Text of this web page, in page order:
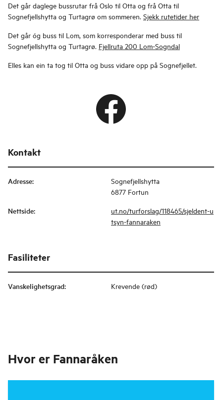
Det går daglege bussrutar frå Oslo til Otta og frå Otta til
Sognefjellshytta og Turtagrø om sommeren. Sjekk rutetider her
Det går óg buss til Lom, som korresponderar med buss til
Sognefjellshytta og Turtagrø. Fjellruta 200 Lom-Sogndal
Elles kan ein ta tog til Otta og buss vidare opp på Sognefjellet.
Kontakt
Adresse:
Sognefjellshytta
6877 Fortun
Nettside:
ut.no/turforslag/118465/sjeldent-u
tsyn-fannaraken
Fasiliteter
Vanskelighetsgrad: Krevende (rød)
Hvor er Fannaråken